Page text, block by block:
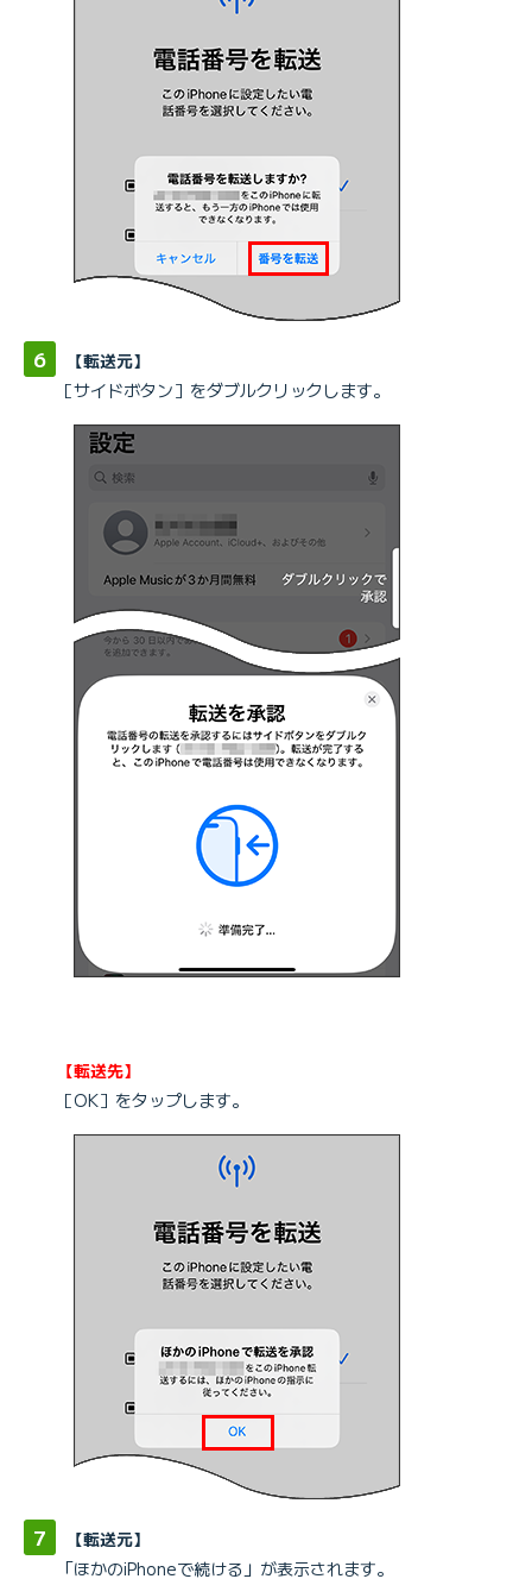
【転送元】
［サイドボタン］をダブルクリックします。
【転送先】
［OK］をタップします。
【転送元】
「ほかのiPhoneで続ける」が表示されます。